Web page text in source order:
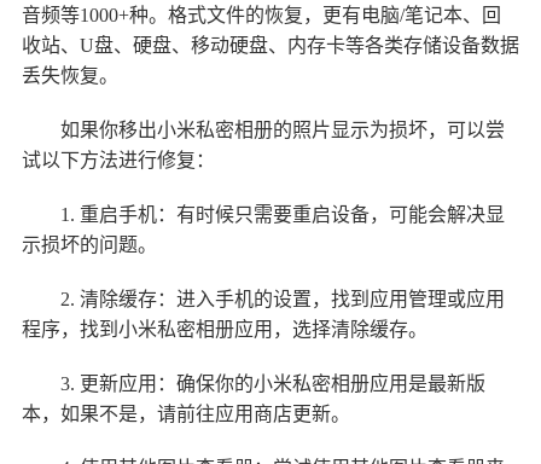
音频等1000+种。格式文件的恢复，更有电脑/笔记本、回
收站、U盘、硬盘、移动硬盘、内存卡等各类存储设备数据
丢失恢复。
如果你移出小米私密相册的照片显示为损坏，可以尝
试以下方法进行修复：
1. 重启手机：有时候只需要重启设备，可能会解决显
示损坏的问题。
2. 清除缓存：进入手机的设置，找到应用管理或应用
程序，找到小米私密相册应用，选择清除缓存。
3. 更新应用：确保你的小米私密相册应用是最新版
本，如果不是，请前往应用商店更新。